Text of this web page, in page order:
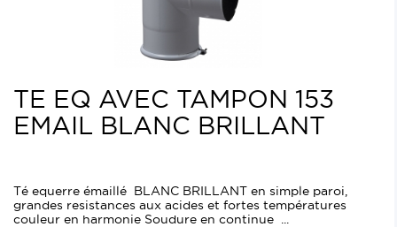
TE EQ AVEC TAMPON 153
EMAIL BLANC BRILLANT
Té equerre émaillé BLANC BRILLANT en simple paroi,
grandes resistances aux acides et fortes températures
couleur en harmonie Soudure en continue ...